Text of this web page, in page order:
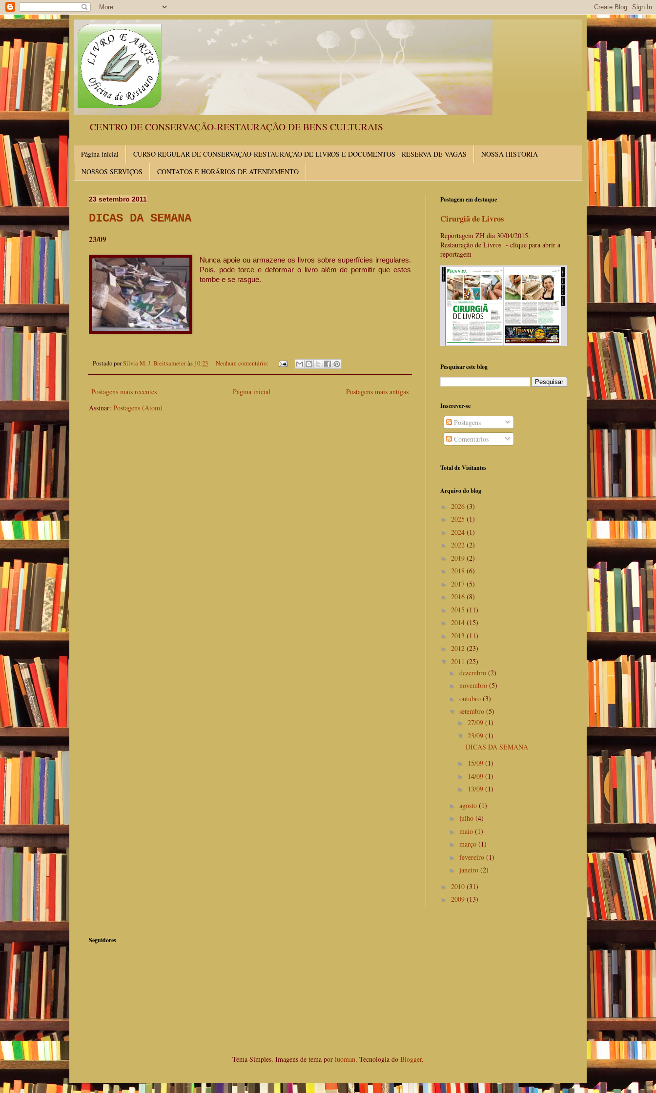
CENTRO DE CONSERVAÇÃO-RESTAURAÇÃO DE BENS CULTURAIS
Página inicial CURSO REGULAR DE CONSERVAÇÃO-RESTAURAÇÃO DE LIVROS E DOCUMENTOS - RESERVA DE VAGAS
NOSSA HISTÓRIA
NOSSOS SERVIÇOS
CONTATOS E HORÁRIOS DE ATENDIMENTO
23 setembro 2011
DICAS DA SEMANA
23/09
Nunca apoie ou armazene os livros sobre superfícies irregulares.
Pois, pode torce e deformar o livro além de permitir que estes
tombe e se rasgue.
Postado porSílvia M. J. Breitsameteràs 10:23 Nenhum comentário:
Postagens mais recentes Postagens mais antigas
Página inicial
Assinar: Postagens (Atom)
Postagem em destaque
Cirurgiã de Livros
Reportagem ZH dia 30/04/2015.
Restauração de Livros - clique para abrir a
reportagem
Pesquisar este blog
Inscrever-se
Postagens
Comentários
Total de Visitantes
Arquivo do blog
► 2026 (3)
► 2025 (1)
► 2024 (1)
► 2022 (2)
► 2019 (2)
► 2018 (6)
► 2017 (5)
► 2016 (8)
► 2015 (11)
► 2014 (15)
► 2013 (11)
► 2012 (23)
▼ 2011 (25)
► dezembro (2)
► novembro (5)
► outubro (3)
▼ setembro (5)
► 27/09 (1)
▼ 23/09 (1)
DICAS DA SEMANA
► 15/09 (1)
► 14/09 (1)
► 13/09 (1)
► agosto (1)
► julho (4)
► maio (1)
► março (1)
► fevereiro (1)
► janeiro (2)
► 2010 (31)
► 2009 (13)
Seguidores
Tema Simples. Imagens de tema por luoman. Tecnologia do Blogger.